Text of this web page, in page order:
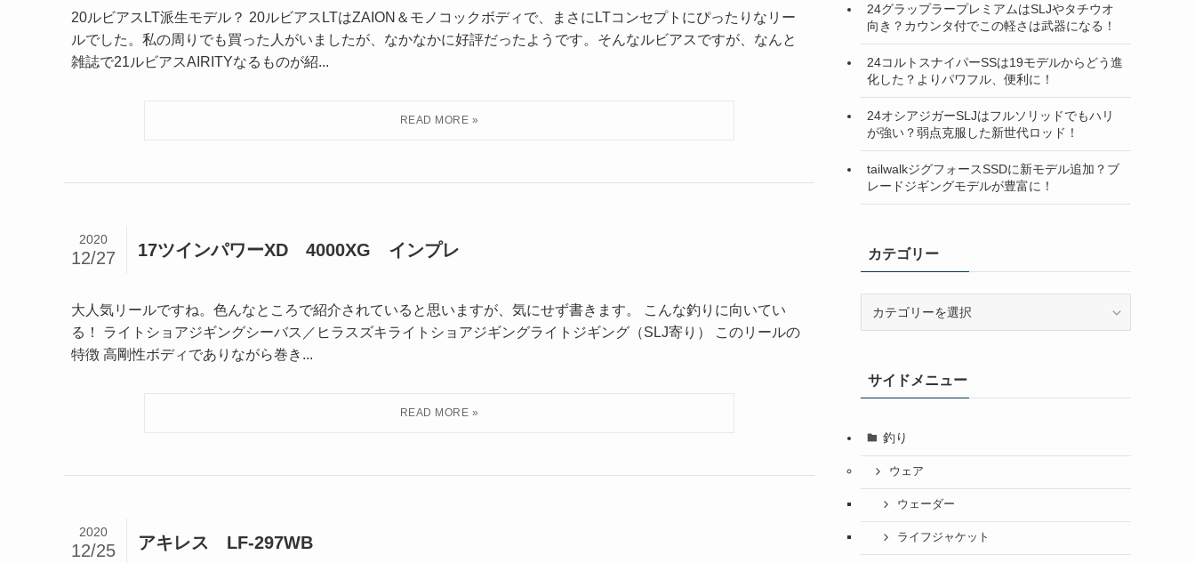
20ルビアスLT派生モデル？ 20ルビアスLTはZAION＆モノコックボディで、まさにLTコンセプトにぴったりなリー
ルでした。私の周りでも買った人がいましたが、なかなかに好評だったようです。そんなルビアスですが、なんと
雑誌で21ルビアスAIRITYなるものが紹...
17ツインパワーXD 4000XG インプレ
2020
12/27
大人気リールですね。色んなところで紹介されていると思いますが、気にせず書きます。 こんな釣りに向いてい
る！ ライトショアジギングシーバス／ヒラスズキライトショアジギングライトジギング（SLJ寄り） このリールの
特徴 高剛性ボディでありながら巻き...
アキレス LF-297WB
2020
12/25
24グラップラープレミアムはSLJやタチウオ
向き？カウンタ付でこの軽さは武器になる！
24コルトスナイパーSSは19モデルからどう進
化した？よりパワフル、便利に！
24オシアジガーSLJはフルソリッドでもハリ
が強い？弱点克服した新世代ロッド！
tailwalkジグフォースSSDに新モデル追加？ブ
レードジギングモデルが豊富に！
カテゴリー
ーサイドメニュー
釣り
ウェア
ウェーダー
ライフジャケット